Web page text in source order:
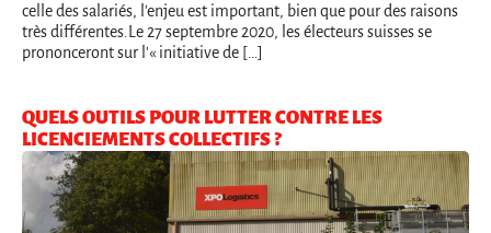
celle des salariés, l'enjeu est important, bien que pour des raisons
très différentes.Le 27 septembre 2020, les électeurs suisses se
prononceront sur l'« initiative de […]
QUELS OUTILS POUR LUTTER CONTRE LES
LICENCIEMENTS COLLECTIFS ?